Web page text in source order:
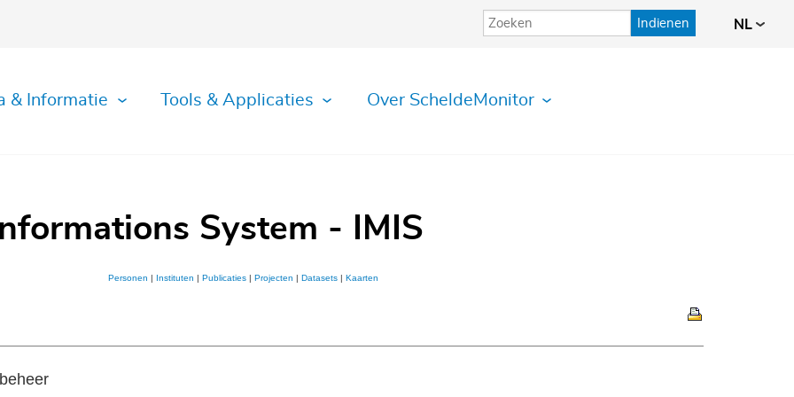
Indienen NL
& Informatie Tools & Applicaties Over ScheldeMonitor
System - IMIS
Personen Instituten Publicaties| Projecten Datasets| Kaarten